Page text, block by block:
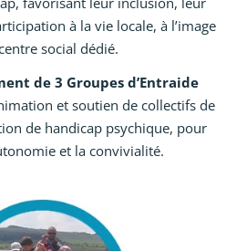
à la vie locale, à l’image
social dédié.
de 3 Groupes d’Entraide
et soutien de collectifs de
de handicap psychique, pour
et la convivialité.